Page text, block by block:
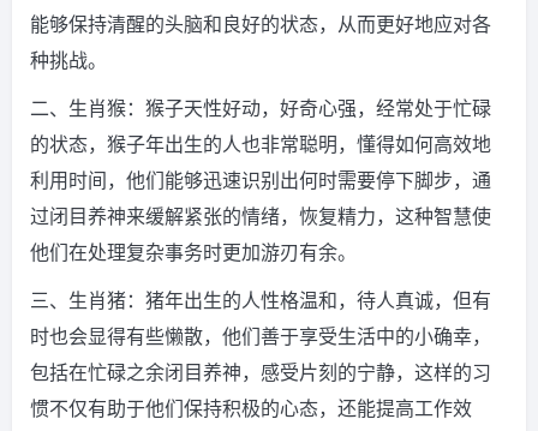
能够保持清醒的头脑和良好的状态，从而更好地应对各
种挑战。
二、生肖猴：猴子天性好动，好奇心强，经常处于忙碌
的状态，猴子年出生的人也非常聪明，懂得如何高效地
利用时间，他们能够迅速识别出何时需要停下脚步，通
过闭目养神来缓解紧张的情绪，恢复精力，这种智慧使
他们在处理复杂事务时更加游刃有余。
三、生肖猪：猪年出生的人性格温和，待人真诚，但有
时也会显得有些懒散，他们善于享受生活中的小确幸，
包括在忙碌之余闭目养神，感受片刻的宁静，这样的习
惯不仅有助于他们保持积极的心态，还能提高工作效